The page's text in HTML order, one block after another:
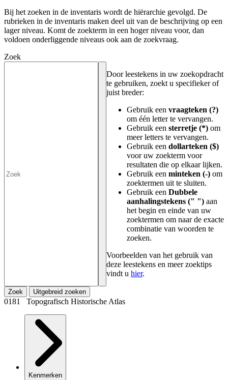
Bij het zoeken in de inventaris wordt de hiërarchie gevolgd. De
rubrieken in de inventaris maken deel uit van de beschrijving op een
lager niveau. Komt de zoekterm in een hoger niveau voor, dan
voldoen onderliggende niveaus ook aan de zoekvraag.
Zoek
Door leestekens in uw zoekopdracht
te gebruiken, zoekt u specifieker of
juist breder:
Gebruik een vraagteken (?)
om één letter te vervangen.
Gebruik een sterretje (*) om
meer letters te vervangen.
Gebruik een dollarteken ($)
voor uw zoekterm voor
resultaten die op elkaar lijken.
Gebruik een minteken (-) om
zoektermen uit te sluiten.
Gebruik een Dubbele
aanhalingstekens (" ") aan
het begin en einde van uw
zoektermen om naar de exacte
combinatie van woorden te
zoeken.
Voorbeelden van het gebruik van
deze leestekens en meer zoektips
vindt u hier.
Zoek Uitgebreid zoeken
0181 Topografisch Historische Atlas
Kenmerken